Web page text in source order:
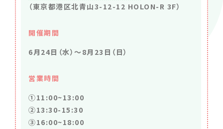
（東京都港区北青山3-12-12 HOLON-R 3F）
開催期間
6月24日（水）～8月23日（日）
営業時間
①11:00~13:00
②13:30-15:30
③16:00~18:00